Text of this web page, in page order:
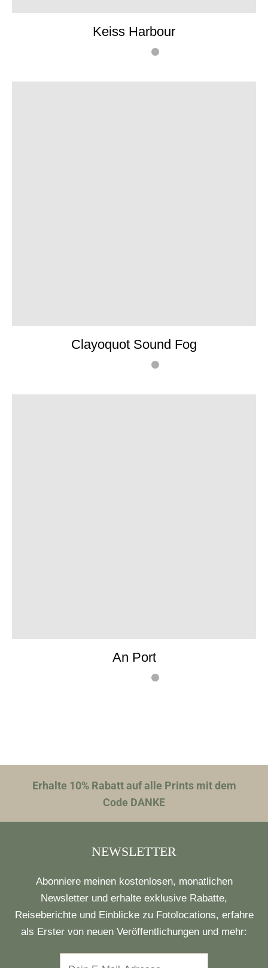
Keiss Harbour
Clayoquot Sound Fog
An Port
Erhalte 10% Rabatt auf alle Prints mit dem
Code DANKE
NEWSLETTER
Abonniere meinen kostenlosen, monatlichen
Newsletter und erhalte exklusive Rabatte,
Reiseberichte und Einblicke zu Fotolocations, erfahre
als Erster von neuen Veröffentlichungen und mehr: